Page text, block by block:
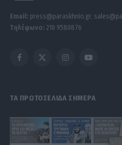
Email: press@paraskhnio.gr,
Τηλέφωνο: 210 9580876
Facebook
X
InstagramYouTube
ΤΑ ΠΡΩΤΟΣΕΛΙΔΑ ΣΗΜΕΡΑ